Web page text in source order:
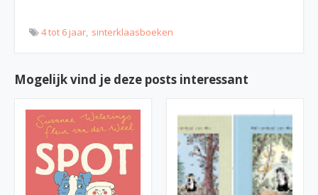
4 tot 6 jaar sinterklaasboeken
Mogelijk vind je deze posts interessant